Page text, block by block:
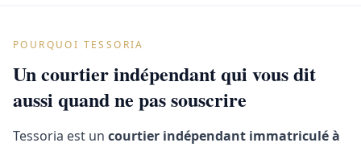
POURQUOI TESSORIA
Un courtier indépendant qui vous dit
aussi quand ne pas souscrire
Tessoria est un courtier indépendant immatriculé à